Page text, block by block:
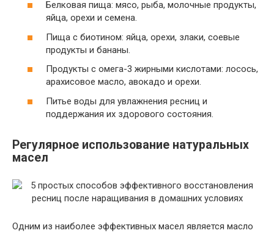
Белковая пища: мясо, рыба, молочные продукты,
яйца, орехи и семена.
Пища с биотином: яйца, орехи, злаки, соевые
продукты и бананы.
Продукты с омега-3 жирными кислотами: лосось,
арахисовое масло, авокадо и орехи.
Питье воды для увлажнения ресниц и
поддержания их здорового состояния.
Регулярное использование натуральных
масел
Одним из наиболее эффективных масел является масло